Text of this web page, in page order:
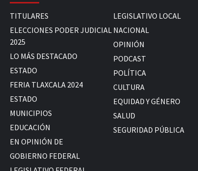
TITULARES
ELECCIONES PODER JUDICIAL
2025
LO MÁS DESTACADO
ESTADO
FERIA TLAXCALA 2024
ESTADO
MUNICIPIOS
EDUCACIÓN
EN OPINIÓN DE
GOBIERNO FEDERAL
LEGISLATIVO LOCAL
NACIONAL
OPINIÓN
PODCAST
POLÍTICA
CULTURA
EQUIDAD Y GÉNERO
SALUD
SEGURIDAD PÚBLICA